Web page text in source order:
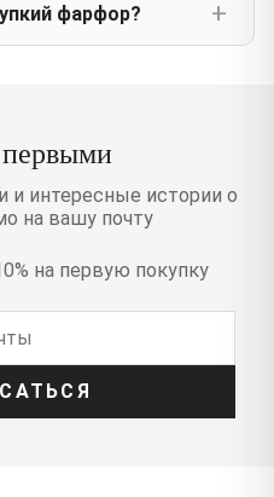
фарфор?
и интересные истории о
на вашу почту
на первую покупку